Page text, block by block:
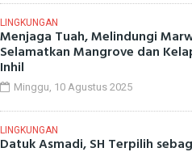
LINGKUNGAN
Menjaga Tuah, Melindungi
Selamatkan Mangrove dan
Inhil
Minggu, 10 Agustus 2025
LINGKUNGAN
Datuk Asmadi, SH Terpilih